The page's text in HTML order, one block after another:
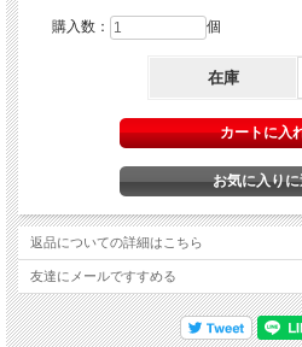
購入数： 個
在庫
返品についての詳細はこちら
友達にメールですすめる